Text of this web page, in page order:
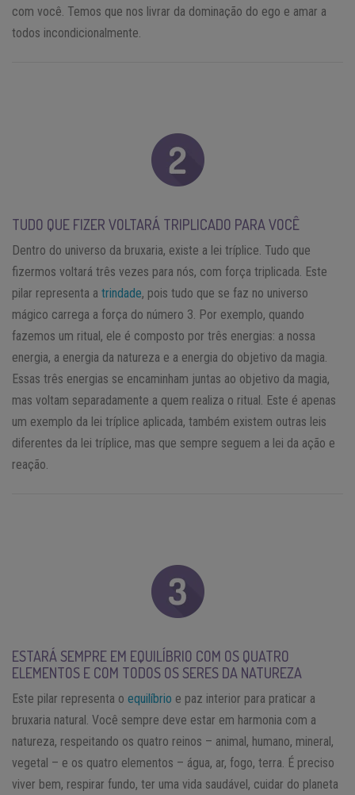
com você. Temos que nos livrar da dominação do ego e amar a
todos incondicionalmente.
TUDO QUE FIZER VOLTARÁ TRIPLICADO PARA VOCÊ
Dentro do universo da bruxaria, existe a lei tríplice. Tudo que
fizermos voltará três vezes para nós, com força triplicada. Este
pilar representa a trindade, pois tudo que se faz no universo
mágico carrega a força do número 3. Por exemplo, quando
fazemos um ritual, ele é composto por três energias: a nossa
energia, a energia da natureza e a energia do objetivo da magia.
Essas três energias se encaminham juntas ao objetivo da magia,
mas voltam separadamente a quem realiza o ritual. Este é apenas
um exemplo da lei tríplice aplicada, também existem outras leis
diferentes da lei tríplice, mas que sempre seguem a lei da ação e
reação.
ESTARÁ SEMPRE EM EQUILÍBRIO COM OS QUATRO
ELEMENTOS E COM TODOS OS SERES DA NATUREZA
Este pilar representa o equilíbrio e paz interior para praticar a
bruxaria natural. Você sempre deve estar em harmonia com a
natureza, respeitando os quatro reinos – animal, humano, mineral,
vegetal – e os quatro elementos – água, ar, fogo, terra. É preciso
viver bem, respirar fundo, ter uma vida saudável, cuidar do planeta